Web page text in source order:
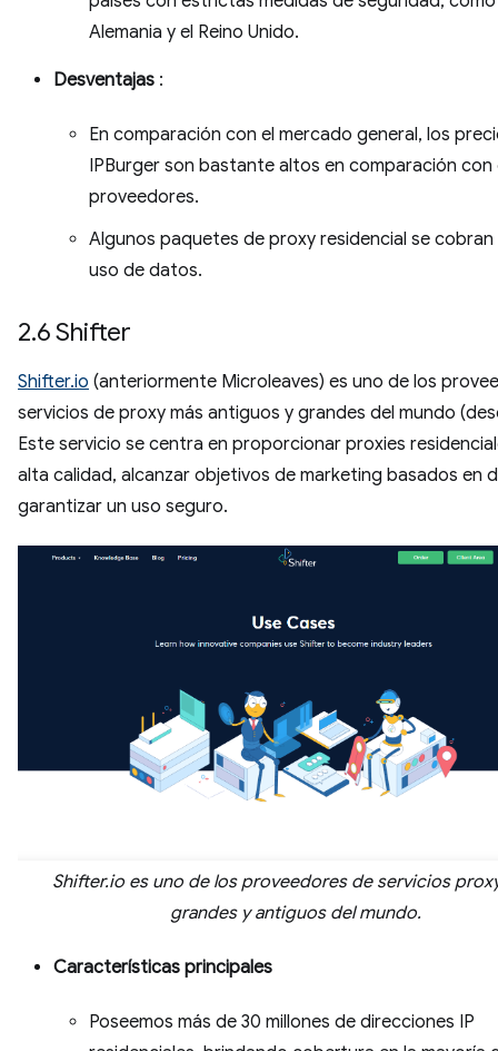
Alemania y el Reino Unido.
Desventajas :
En comparación con el mercado general, los
IPBurger son bastante altos en comparación
proveedores.
Algunos paquetes de proxy residencial se cobran
uso de datos.
2.6 Shifter
Shifter.io (anteriormente Microleaves) es uno de los
servicios de proxy más antiguos y grandes del mundo
Este servicio se centra en proporcionar proxies
alta calidad, alcanzar objetivos de marketing basados ​​en
garantizar un uso seguro.
Shifter.io es uno de los proveedores de servicios
grandes y antiguos del mundo.
Características principales
Poseemos más de 30 millones de direcciones IP